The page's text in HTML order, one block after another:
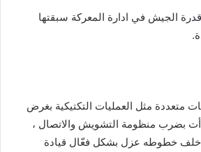
الجيش في ادارة المعركة سبقتها
متعددة مثل العمليات التكتيكية بغرض
بضرب منظومة التشويش والاتصال ،
خلف خطوطه عزل بشكل فعّال قيادة